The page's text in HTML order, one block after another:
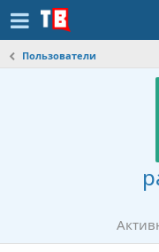
Пользователи